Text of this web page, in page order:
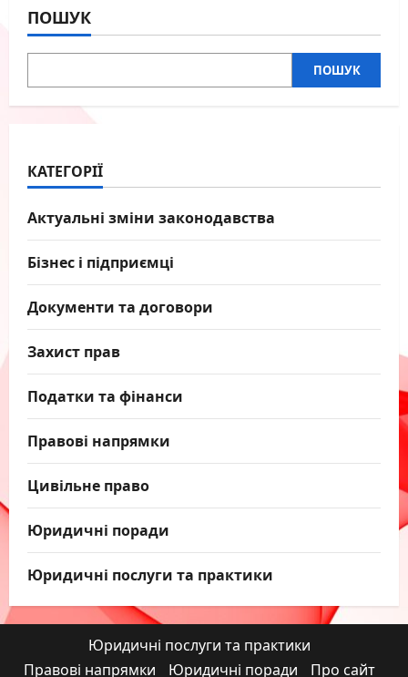
ПОШУК
ПОШУК
КАТЕГОРІЇ
Актуальні зміни законодавства
Бізнес і підприємці
Документи та договори
Захист прав
Податки та фінанси
Правові напрямки
Цивільне право
Юридичні поради
Юридичні послуги та практики
Юридичні послуги та практики
Правові напрямки
Юридичні поради Про сайт